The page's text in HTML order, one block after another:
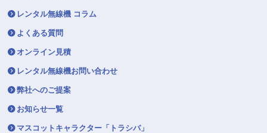
レンタル無線機 コラム
よくある質問
オンライン見積
レンタル無線機お問い合わせ
弊社へのご提案
お知らせ一覧
マスコットキャラクター「トラシバ」